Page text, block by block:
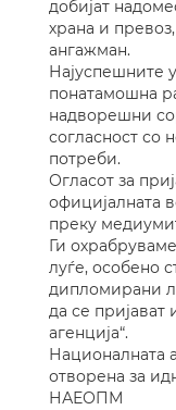
добијат
храна и
ангажман.
Најуспешните
понатамошна
надворешни
согласност со
потреби.
Огласот за
официјалната
преку
Ги
луѓе, особено
дипломирани
да се пријават
агенција“.
Националната
отворена за
НАЕОПМ